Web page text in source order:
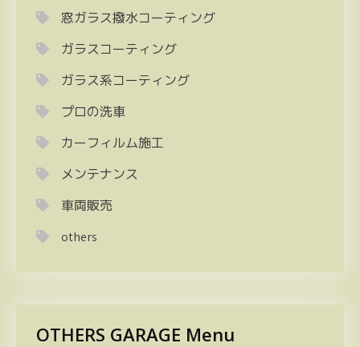
窓ガラス撥水コーティング
ガラスコーティング
ガラス系コーティング
プロの洗車
カーフィルム施工
メンテナンス
車両販売
others
OTHERS GARAGE Menu